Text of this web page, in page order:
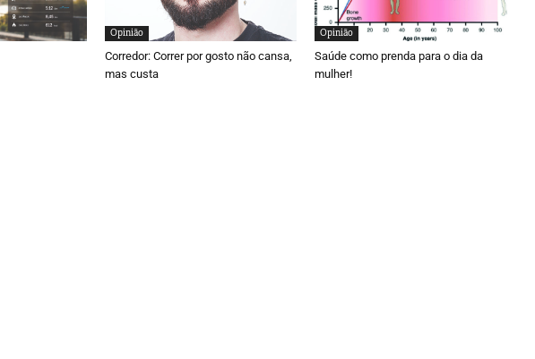
Opinião
Corredor: Correr por gosto não cansa,
mas custa
Opinião
Saúde como prenda para o dia da
mulher!